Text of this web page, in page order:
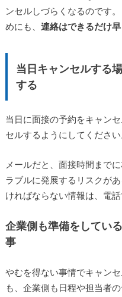
ンセルしづらくなるのです
めにも、 連絡はできるだけ早
当日キャンセルする
する
当日に面接の予約をキャン
セルするようにしてください
メールだと、面接時間まで
ラブルに発展するリスクが
ければならない情報は、電
企業側も準備をしてい
事
やむを得ない事情でキャン
も、企業側も日程や担当者